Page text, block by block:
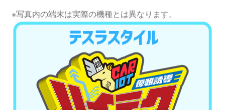
※写真内の端末は実際の機種とは異なります。